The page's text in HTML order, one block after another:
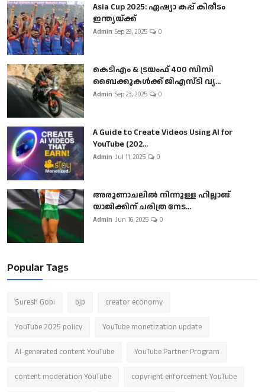
Asia Cup 2025: ഏഷ്യാ കപ്പ് കിരീടം
ഇന്ത്യയ്ക്ക്
Admin Sep 29, 2025 0
കെടിഎം & ട്രയംഫ് 400 സിസി
ബൈക്കുകൾക്ക് ജിഎസ്ടി വ്യ...
Admin Sep 23, 2025 0
A Guide to Create Videos Using AI for
YouTube (202...
Admin Jul 11, 2025 0
അരുണാചലിൽ നിന്നുള്ള ഹില്ലാങ്
യാജിക്കിന് ചരിത്ര നേട...
Admin Jun 16, 2025 0
Popular Tags
Suresh Gopi bjp creator economy
YouTube 2025 policy YouTube monetization update
AI-generated content YouTube YouTube Partner Program
content moderation YouTube copyright enforcement YouTube